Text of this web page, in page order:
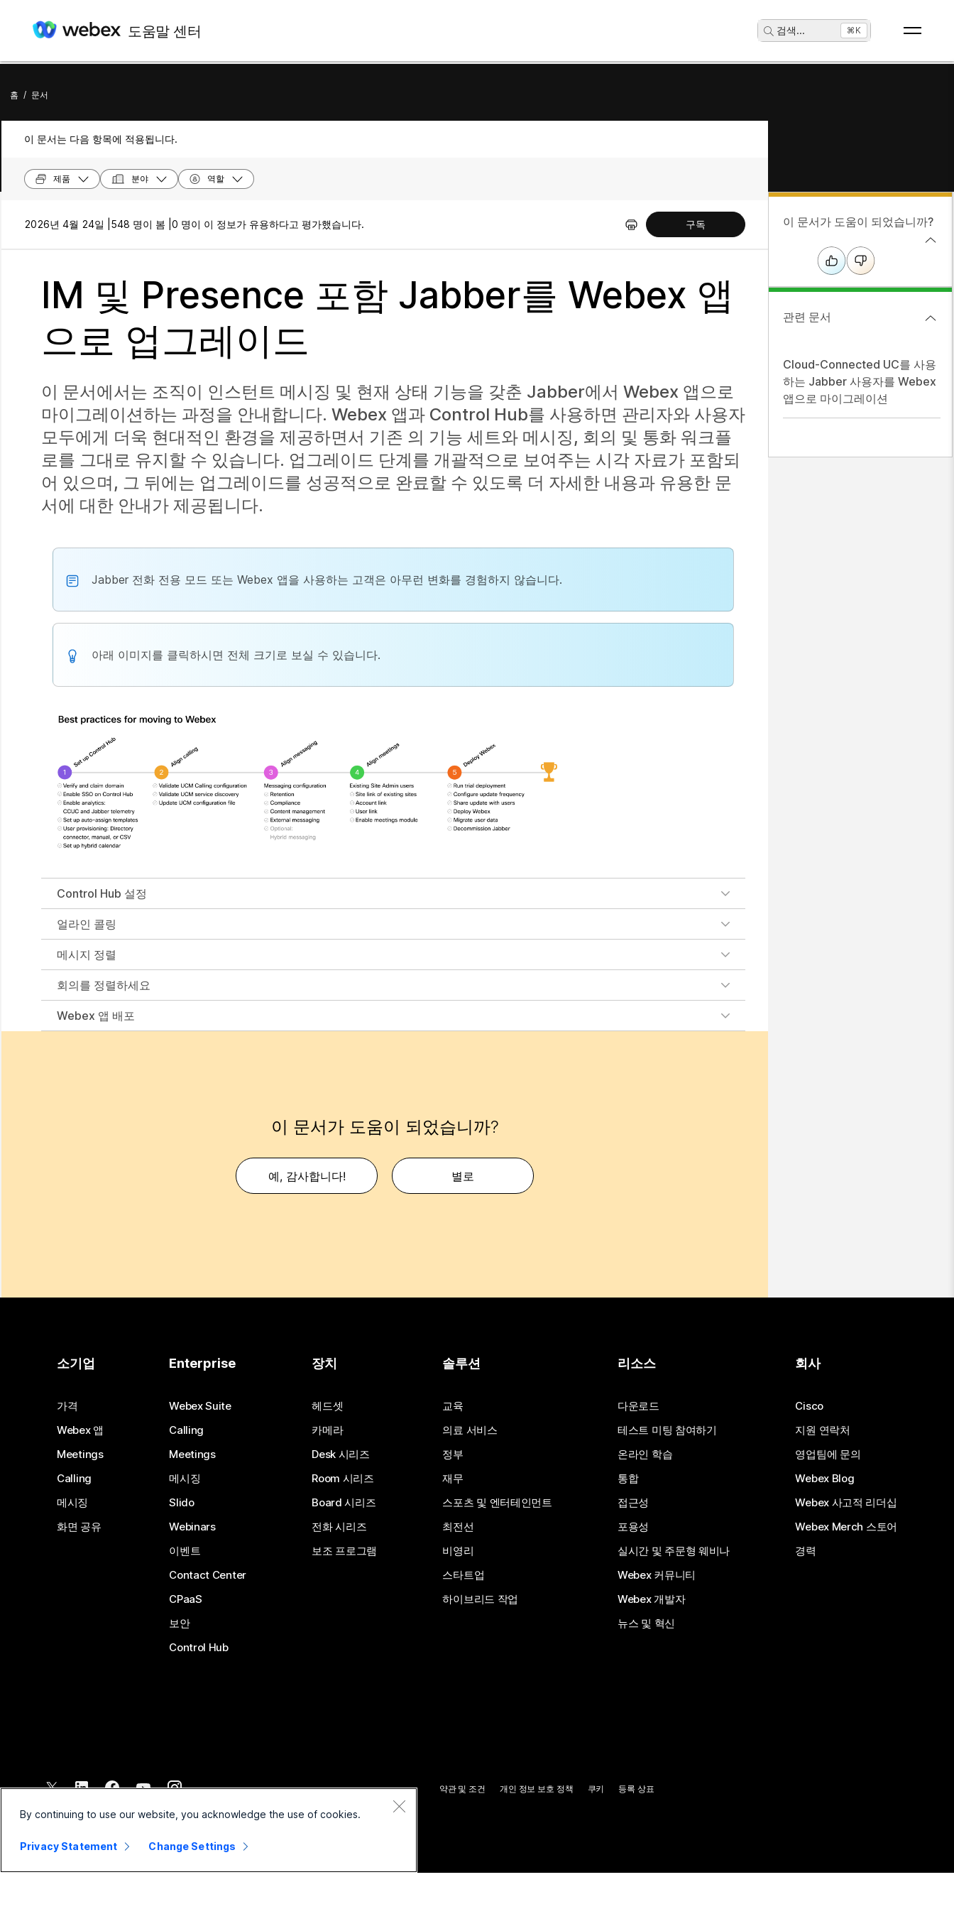
도움말 센터 검색... ⌘K
홈 / 문서
이 문서는 다음 항목에 적용됩니다.
제품 분야 역할
2026년 4월 24일 | 548 명이 봄 | 0 명이 이 정보가 유용하다고 평가했습니다. 구독
IM 및 Presence 포함 Jabber를 Webex 앱
으로 업그레이드
이 문서에서는 조직이 인스턴트 메시징 및 현재 상태 기능을 갖춘 Jabber에서 Webex 앱으로
마이그레이션하는 과정을 안내합니다. Webex 앱과 Control Hub를 사용하면 관리자와 사용자
모두에게 더욱 현대적인 환경을 제공하면서 기존 의 기능 세트와 메시징, 회의 및 통화 워크플
로를 그대로 유지할 수 있습니다. 업그레이드 단계를 개괄적으로 보여주는 시각 자료가 포함되
어 있으며, 그 뒤에는 업그레이드를 성공적으로 완료할 수 있도록 더 자세한 내용과 유용한 문
서에 대한 안내가 제공됩니다.
Jabber 전화 전용 모드 또는 Webex 앱을 사용하는 고객은 아무런 변화를 경험하지 않습니다.
아래 이미지를 클릭하시면 전체 크기로 보실 수 있습니다.
Control Hub 설정
얼라인 콜링
메시지 정렬
회의를 정렬하세요
Webex 앱 배포
이 문서가 도움이 되었습니까?
예, 감사합니다! 별로
이 문서가 도움이 되었습니까?
관련 문서
Cloud-Connected UC를 사용
하는 Jabber 사용자를 Webex
앱으로 마이그레이션
소기업
가격
Webex 앱
Meetings
Calling
메시징
화면 공유
Enterprise
Webex Suite
Calling
Meetings
메시징
Slido
Webinars
이벤트
Contact Center
CPaaS
보안
Control Hub
장치
헤드셋
카메라
Desk 시리즈
Room 시리즈
Board 시리즈
전화 시리즈
보조 프로그램
솔루션
교육
의료 서비스
정부
재무
스포츠 및 엔터테인먼트
최전선
비영리
스타트업
하이브리드 작업
리소스
다운로드
테스트 미팅 참여하기
온라인 학습
통합
접근성
포용성
실시간 및 주문형 웨비나
Webex 커뮤니티
Webex 개발자
뉴스 및 혁신
회사
Cisco
지원 연락처
영업팀에 문의
Webex Blog
Webex 사고적 리더십
Webex Merch 스토어
경력
2026 Cisco 및/또는 관련 제휴. All rights reserved.
약관 및 조건 개인 정보 보호 정책 쿠키 등록 상표
By continuing to use our website, you acknowledge the use of cookies.
Privacy Statement Change Settings